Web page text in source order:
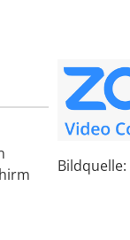
Bildquelle: